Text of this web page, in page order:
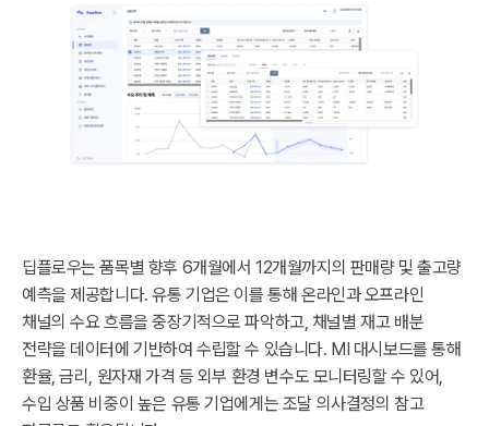
딥플로우는 품목별 향후 6개월에서 12개월까지의 판매량 및 출고량
예측을 제공합니다. 유통 기업은 이를 통해 온라인과 오프라인
채널의 수요 흐름을 중장기적으로 파악하고, 채널별 재고 배분
전략을 데이터에 기반하여 수립할 수 있습니다. MI 대시보드를 통해
환율, 금리, 원자재 가격 등 외부 환경 변수도 모니터링할 수 있어,
수입 상품 비중이 높은 유통 기업에게는 조달 의사결정의 참고